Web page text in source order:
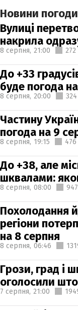
Новини погоди
Вулиці
накрила
8 серпня, 21:00 272
До +33
буде погода
8 серпня, 20:00 324
Частину
погода на 9
8 серпня, 19:15 476
До +38, але
шквалами:
8 серпня, 08:00 947
Похолодання
регіони
на 8 серпня
8 серпня, 06:46
Грози, град і
оголосили
7 серпня, 21:00